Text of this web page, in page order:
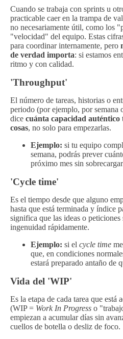
Cuando se trabaja con sprints u
practicable caer en la trampa de
no necesariamente útil, como los
"velocidad" del equipo. Estas
para coordinar internamente, pero
de verdad importa: si estamos
ritmo y con calidad.
'Throughput'
El número de tareas, historias o
periodo (por ejemplo, por semana
dice cuánta capacidad
cosas, no solo para empezarlas.
Ejemplo: si tu equipo
semana, podrás prever
próximo mes sin
'Cycle time'
Es el tiempo desde que alguno
hasta que está terminada y índice
significa que las ideas o peticiones
ingenuidad rápidamente.
Ejemplo: si el cycle time
que, en condiciones
estará preparado antaño de
Vida del 'WIP'
Es la etapa de cada tarea que está
(WIP = Work In Progress o
empiezan a acumular días sin
cuellos de botella o desliz de foco.